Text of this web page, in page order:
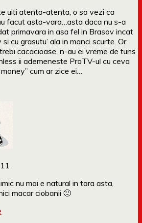
uiti atenta-atenta, o sa vezi ca
facut asta-vara…asta daca nu s-a
primavara in asa fel in Brasov incat
cu grasutu’ ala in manci scurte. Or
cacacioase, n-au ei vreme de tuns
ii ademeneste ProTV-ul cu ceva
cum ar zice ei…
nu mai e natural in tara asta,
macar ciobanii 🙂